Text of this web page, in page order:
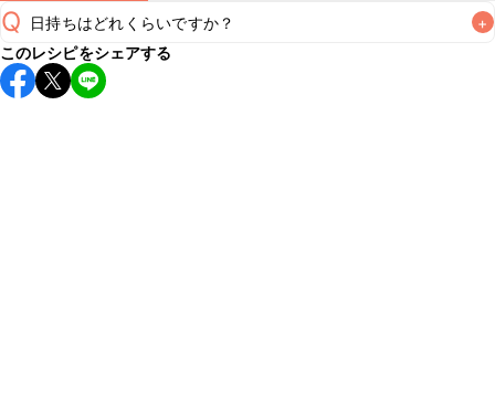
Q 日持ちはどれくらいですか？ +
保存期間は冷蔵で当日中が目安です。なるべくお早めにお召
し上がりください。
このレシピをシェアする